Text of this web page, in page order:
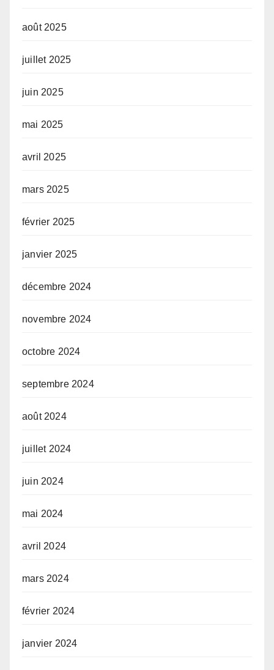
août 2025
juillet 2025
juin 2025
mai 2025
avril 2025
mars 2025
février 2025
janvier 2025
décembre 2024
novembre 2024
octobre 2024
septembre 2024
août 2024
juillet 2024
juin 2024
mai 2024
avril 2024
mars 2024
février 2024
janvier 2024